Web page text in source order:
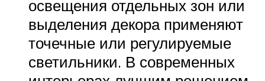
освещения отдельных зон или
выделения декора применяют
точечные или регулируемые
светильники. В современных